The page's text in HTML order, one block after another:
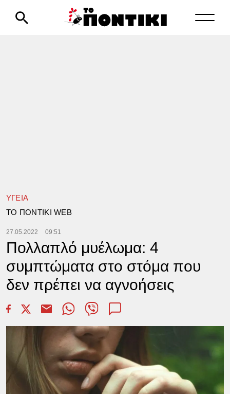
ΥΓΕΙΑ
TΟ ΠΟΝΤΙΚΙ WEB
27.05.2022 09:51
Πολλαπλό μυέλωμα: 4
συμπτώματα στο στόμα που
δεν πρέπει να αγνοήσεις